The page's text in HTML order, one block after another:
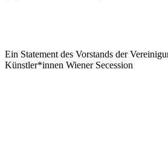
Ein Statement des Vorstands der
Künstler*innen Wiener Secession